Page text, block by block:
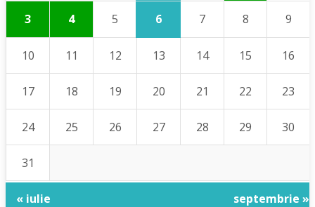
3 4 5 6 7 8 9
10 11 12 13 14 15 16
17 18 19 20 21 22 23
24 25 26 27 28 29 30
31
« iulie septembrie »